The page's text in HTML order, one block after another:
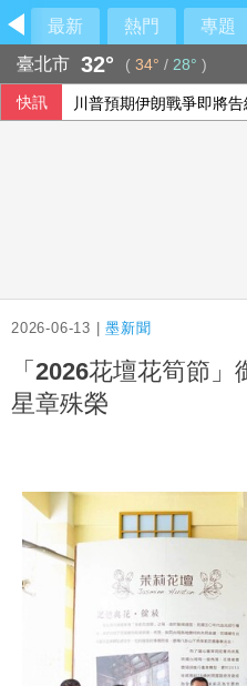
最新 熱門 專題
臺北市 32° ( 34° / 28° )
快訊 川普預期伊朗戰爭即將
2026-06-13 |墨新聞
「2026花壇花筍節
星章殊榮